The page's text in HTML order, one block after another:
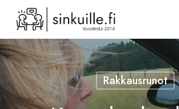
Skip
main
content
Rakkausrunot